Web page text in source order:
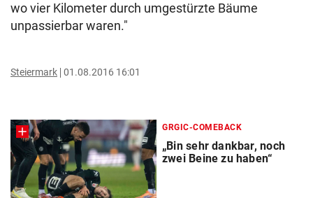
wo vier Kilometer durch umgestürzte Bäume
unpassierbar waren."
Steiermark 01.08.2016 16:01
GRGIC-COMEBACK
„Bin sehr dankbar, noch
zwei Beine zu haben“